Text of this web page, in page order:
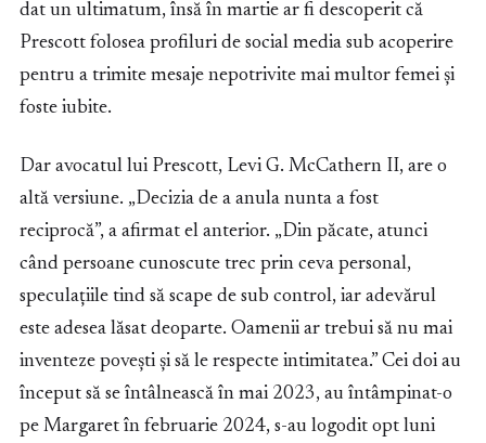
dat un ultimatum, însă în martie ar fi descoperit că
Prescott folosea profiluri de social media sub acoperire
pentru a trimite mesaje nepotrivite mai multor femei și
foste iubite.
Dar avocatul lui Prescott, Levi G. McCathern II, are o
altă versiune. „Decizia de a anula nunta a fost
reciprocă”, a afirmat el anterior. „Din păcate, atunci
când persoane cunoscute trec prin ceva personal,
speculațiile tind să scape de sub control, iar adevărul
este adesea lăsat deoparte. Oamenii ar trebui să nu mai
inventeze povești și să le respecte intimitatea.” Cei doi au
început să se întâlnească în mai 2023, au întâmpinat-o
pe Margaret în februarie 2024, s-au logodit opt luni